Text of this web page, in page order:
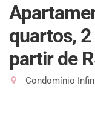
quartos,
partir de
Condomínio